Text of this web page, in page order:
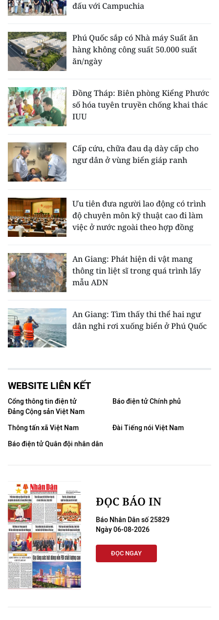
đấu với Campuchia
Phú Quốc sắp có Nhà máy Suất ăn
hàng không công suất 50.000 suất
ăn/ngày
Đồng Tháp: Biên phòng Kiểng Phước
số hóa tuyên truyền chống khai thác
IUU
Cấp cứu, chữa đau dạ dày cấp cho
ngư dân ở vùng biển giáp ranh
Ưu tiên đưa người lao động có trình
độ chuyên môn kỹ thuật cao đi làm
việc ở nước ngoài theo hợp đồng
An Giang: Phát hiện di vật mang
thông tin liệt sĩ trong quá trình lấy
mẫu ADN
An Giang: Tìm thấy thi thể hai ngư
dân nghi rơi xuống biển ở Phú Quốc
WEBSITE LIÊN KẾT
Cổng thông tin điện tử
Đảng Cộng sản Việt Nam
Báo điện tử Chính phủ
Thông tấn xã Việt Nam
Đài Tiếng nói Việt Nam
Báo điện tử Quân đội nhân dân
ĐỌC BÁO IN
Báo Nhân Dân số 25829
Ngày 06-08-2026
ĐỌC NGAY